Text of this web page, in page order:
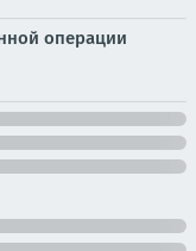
операции